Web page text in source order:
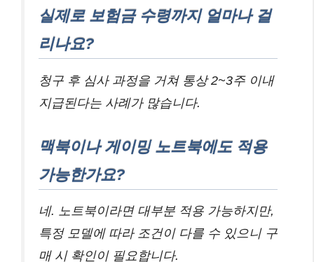
실제로 보험금 수령까지 얼마나 걸
리나요?
청구 후 심사 과정을 거쳐 통상 2~3주 이내
지급된다는 사례가 많습니다.
맥북이나 게이밍 노트북에도 적용
가능한가요?
네. 노트북이라면 대부분 적용 가능하지만,
특정 모델에 따라 조건이 다를 수 있으니 구
매 시 확인이 필요합니다.